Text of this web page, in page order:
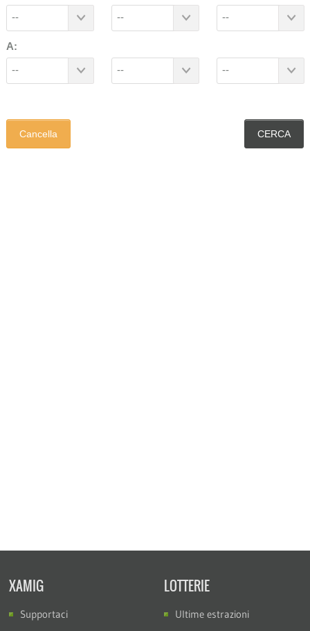
--
-- --
A:
--
-- --
Cancella
XAMIG
Supportaci
LOTTERIE
Ultime estrazioni